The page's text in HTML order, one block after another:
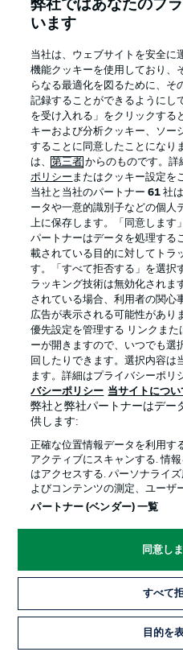
Official Partners
プライバシー・ポリシー
利用条件
求人
当サイトについて
© 2026
言語をお選びくだ
Display Mode
弊社ではあなたのプ
います
当社は、ウェブサイトを安全に
機能クッキーを使用しており、
らなる最適化を図るために、そ
記録することができるようにし
を受け入れる」をクリックする
キーおよび分析クッキー、ソー
することに同意したことになり
は、第三者 からのものです。詳
ポリシー またはクッキー設定を
当社と当社のパートナー61 社
ータや一意的識別子などの個人
上に保存します。「同意します
パートナーはデータを処理する
載されている目的に対してトラ
す。「すべて拒否する」を選択
ラッキング技術は無効化されま
されている場合、利用者の関心
広告が表示される可能性があり
優先設定を管理する リンクま
ーが開きますので、いつでも選
回したりできます。選択内容は
ます。詳細はプライバシーポリ
バシーポリシー 当サイトについ
弊社と弊社パートナーはデー
供します:
正確な位置情報データを利用す
アクティブにスキャンする. 情
はアクセスする. パーソナライ
よびコンテンツの測定、ユーザ
パートナー (ベンダー) 一覧
同意し
すべて
目的を